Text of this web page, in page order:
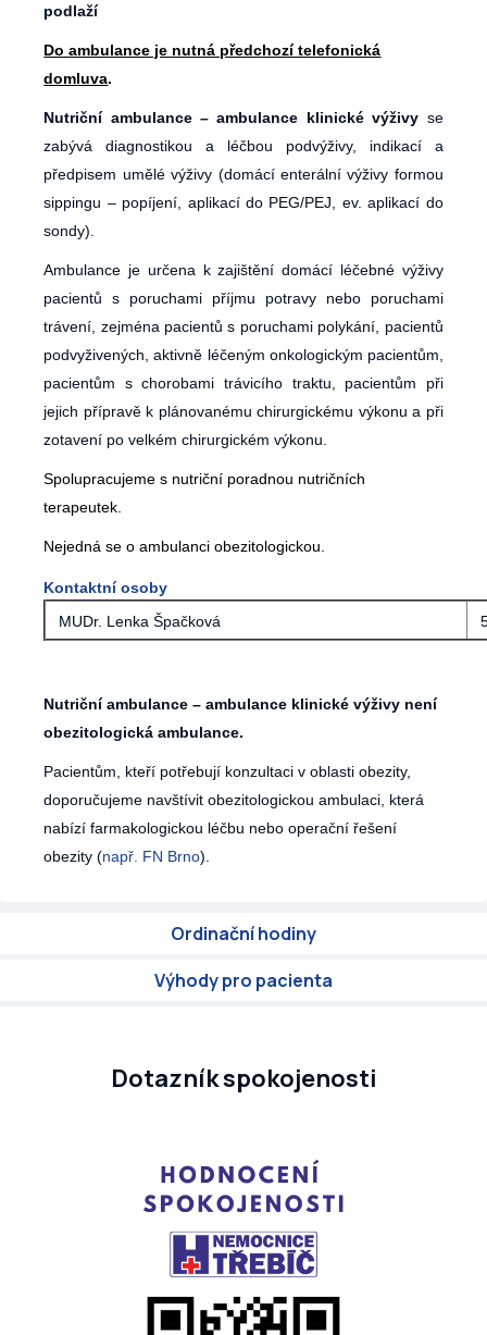
podlaží
Do ambulance je nutná předchozí telefonická
domluva.
Nutriční ambulance – ambulance klinické výživy se
zabývá diagnostikou a léčbou podvýživy, indikací a
předpisem umělé výživy (domácí enterální výživy formou
sippingu – popíjení, aplikací do PEG/PEJ, ev. aplikací do
sondy).
Ambulance je určena k zajištění domácí léčebné výživy
pacientů s poruchami příjmu potravy nebo poruchami
trávení, zejména pacientů s poruchami polykání, pacientů
podvyživených, aktivně léčeným onkologickým pacientům,
pacientům s chorobami trávicího traktu, pacientům při
jejich přípravě k plánovanému chirurgickému výkonu a při
zotavení po velkém chirurgickém výkonu.
Spolupracujeme s nutriční poradnou nutričních
terapeutek.
Nejedná se o ambulanci obezitologickou.
Kontaktní osoby
MUDr. Lenka Špačková
Nutriční ambulance – ambulance klinické výživy není
obezitologická ambulance.
Pacientům, kteří potřebují konzultaci v oblasti obezity,
doporučujeme navštívit obezitologickou ambulaci, která
nabízí farmakologickou léčbu nebo operační řešení
obezity (např. FN Brno).
Ordinační hodiny
Výhody pro pacienta
Dotazník spokojenosti